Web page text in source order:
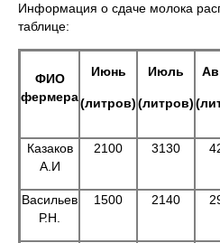
Информация о сдаче молока
таблице:
ФИО
фермера
Июнь
(литров)
Июль
(литров)
Казаков
А.И
2100 3130
Васильев
Р.Н.
1500 2140